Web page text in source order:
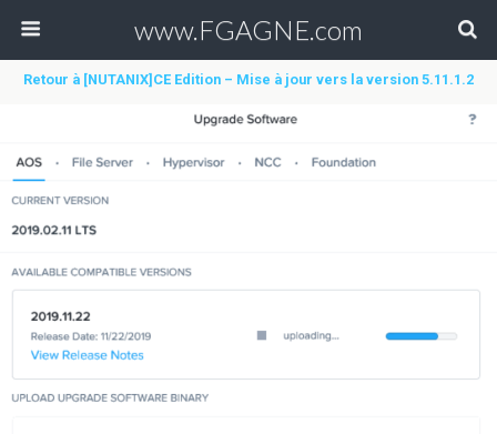
www.FGAGNE.com
Retour à [NUTANIX]CE Edition – Mise à jour vers la version 5.11.1.2